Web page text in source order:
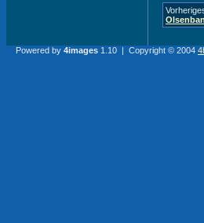
Powered by 4images 1.10 | Copyright © 2004